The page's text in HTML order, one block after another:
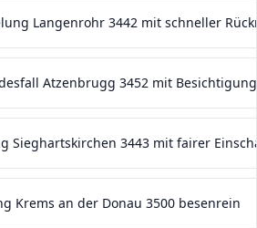
Langenrohr 3442 mit schneller
Atzenbrugg 3452 mit Besichtigung
Sieghartskirchen 3443 mit fairer
Krems an der Donau 3500 besenrein